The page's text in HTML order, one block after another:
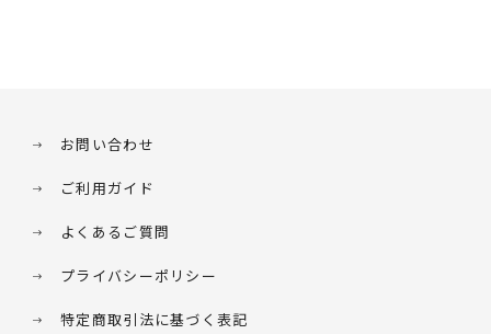
お問い合わせ
ご利用ガイド
よくあるご質問
プライバシーポリシー
特定商取引法に基づく表記